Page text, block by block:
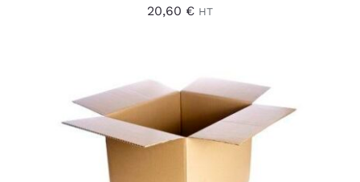
20,60 € HT
AJOUTER AU PANIER
/